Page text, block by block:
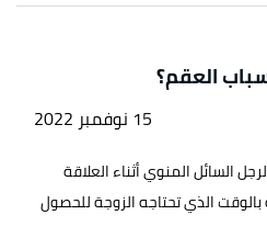
العقم؟
15 نوفمبر 2022
السائل المنوي أثناء العلاقة
الذي تحتاجه الزوجة للحصول